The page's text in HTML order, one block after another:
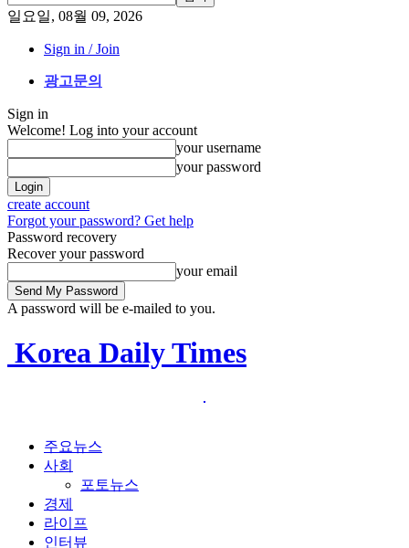
일요일, 08월 09, 2026
Sign in / Join
광고문의
Sign in
Welcome! Log into your account
your username
your password
create account
Forgot your password? Get help
Password recovery
Recover your password
your email
A password will be e-mailed to you.
Korea Daily Times
주요뉴스
사회
포토뉴스
경제
라이프
인터뷰